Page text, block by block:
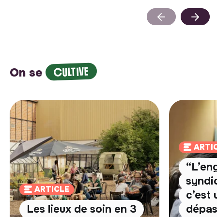
On se CULTIVE
ARTICLE
Les lieux de soin en 3
c’est